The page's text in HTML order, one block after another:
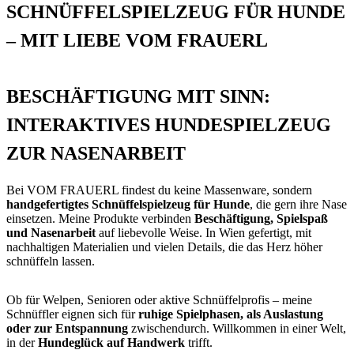
SCHNÜFFELSPIELZEUG FÜR HUNDE
– MIT LIEBE VOM FRAUERL
BESCHÄFTIGUNG MIT SINN:
INTERAKTIVES HUNDESPIELZEUG
ZUR NASENARBEIT
Bei VOM FRAUERL findest du keine Massenware, sondern
handgefertigtes Schnüffelspielzeug für Hunde, die gern ihre Nase
einsetzen. Meine Produkte verbinden Beschäftigung, Spielspaß
und Nasenarbeit auf liebevolle Weise. In Wien gefertigt, mit
nachhaltigen Materialien und vielen Details, die das Herz höher
schnüffeln lassen.
Ob für Welpen, Senioren oder aktive Schnüffelprofis – meine
Schnüffler eignen sich fürruhige Spielphasen, als Auslastung
oder zur Entspannung zwischendurch. Willkommen in einer Welt,
in derHundeglück auf Handwerk trifft.